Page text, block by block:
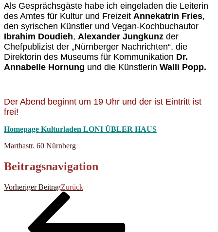
Als Gesprächsgäste habe ich eingeladen die Leiterin
des Amtes für Kultur und Freizeit Annekatrin Fries,
den syrischen Künstler und Vegan-Kochbuchautor
Ibrahim Doudieh, Alexander Jungkunz der
Chefpublizist der „Nürnberger Nachrichten“, die
Direktorin des Museums für Kommunikation Dr.
Annabelle Hornung und die Künstlerin Walli Popp.
Der Abend beginnt um 19 Uhr und der ist Eintritt ist
frei!
Homepage Kulturladen LONI ÜBLER HAUS
Marthastr. 60 Nürnberg
Beitragsnavigation
Vorheriger BeitragZurück